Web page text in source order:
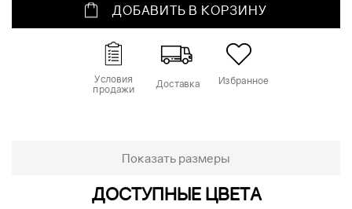
ДОБАВИТЬ В КОРЗИНУ
Условия
продажи Доставка Избранное
Показать размеры
ДОСТУПНЫЕ ЦВЕТА